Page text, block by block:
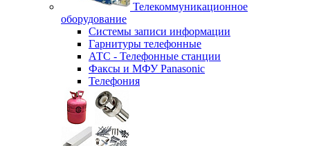
Телекоммуникационное
оборудование
Системы записи информации
Гарнитуры телефонные
АТС - Телефонные станции
Факсы и МФУ Panasonic
Телефония